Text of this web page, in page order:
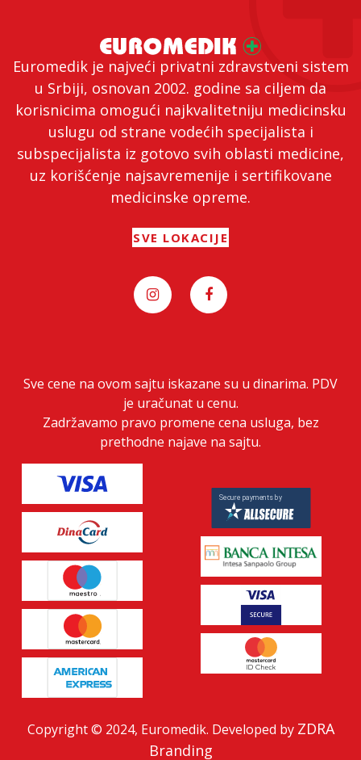
Euromedik je najveći privatni zdravstveni sistem
u Srbiji, osnovan 2002. godine sa ciljem da
korisnicima omogući najkvalitetniju medicinsku
uslugu od strane vodećih specijalista i
subspecijalista iz gotovo svih oblasti medicine,
uz korišćenje najsavremenije i sertifikovane
medicinske opreme.
SVE LOKACIJE
Sve cene na ovom sajtu iskazane su u dinarima. PDV
je uračunat u cenu.
Zadržavamo pravo promene cena usluga, bez
prethodne najave na sajtu.
Copyright © 2024, Euromedik. Developed by ZDRA
Branding